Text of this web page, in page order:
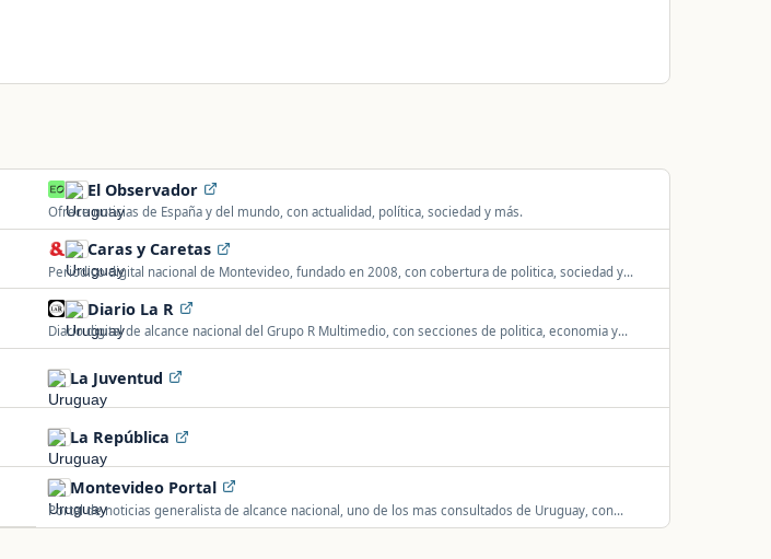
El Observador
Ofrece noticias de España y del mundo, con actualidad, política, sociedad y más.
Caras y Caretas
Periodico digital nacional de Montevideo, fundado en 2008, con cobertura de politica, sociedad y
cultura.
Diario La R
Diario digital de alcance nacional del Grupo R Multimedio, con secciones de politica, economia y
sociedad.
La Juventud
La República
Montevideo Portal
Portal de noticias generalista de alcance nacional, uno de los mas consultados de Uruguay, con
secciones de deportes, espectaculos y economia.